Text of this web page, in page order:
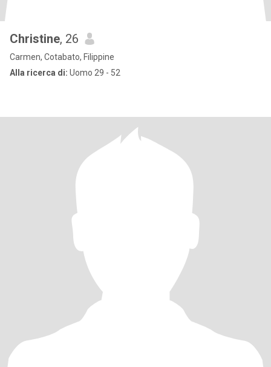
Christine, 26
Carmen, Cotabato, Filippine
Alla ricerca di: Uomo 29 - 52